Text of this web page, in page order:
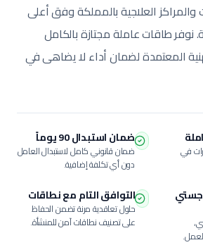
العلاجية بالمملكة وفق أعلى
نوفر طاقات عاملة مجتازة بالكامل
المعتمدة لضمان أداء لا يضاهى في
في
ضمان استبدال 90 يوماً
ضمان قانوني كامل لاستبدال العامل
دون أي تكلفة إضافية.
التوافق التام مع نطاقات
حلول تعاقدية مرنة تضمن الحفاظ
على تصنيف نطاقات آمن للمنشأة.